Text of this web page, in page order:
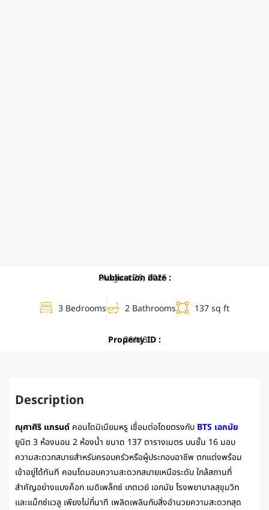
Publication date :
August 28, 2025
3 Bedrooms 2 Bathrooms 137 sq ft
Property ID :
28143
Description
ณุศาศิริ แกรนด์ คอนโดมิเนียมหรู เชื่อมต่อโดยตรงกับ BTS เอกมัย
ยูนิต 3 ห้องนอน 2 ห้องน้ำ ขนาด 137 ตารางเมตร บนชั้น 16 มอบ
ความสะดวกสบายสำหรับครอบครัวหรือผู้ประกอบอาชีพ ตกแต่งพร้อม
เข้าอยู่ได้ทันที คอนโดมอบความสะดวกสบายเหนือระดับ ใกล้สถานที่
สำคัญอย่างแบงค็อก เมดิเพล็กซ์ เกตเวย์ เอกมัย โรงพยาบาลสุขุมวิท
และแม็กซ์แวลู เพียงไม่กี่นาที เพลิดเพลินกับสิ่งอำนวยความสะดวกสุด